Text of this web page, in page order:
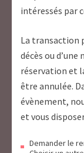
intéressés par
La transaction
décès ou
réservation et
être annulée.
évènement,
et vous
Demander le